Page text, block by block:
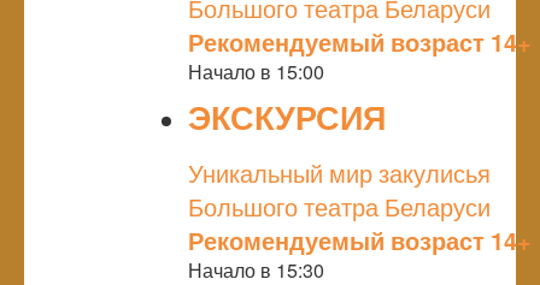
Большого театра Беларуси
Рекомендуемый возраст 14+
Начало в 15:00
ЭКСКУРСИЯ
Уникальный мир закулисья
Большого театра Беларуси
Рекомендуемый возраст 14+
Начало в 15:30